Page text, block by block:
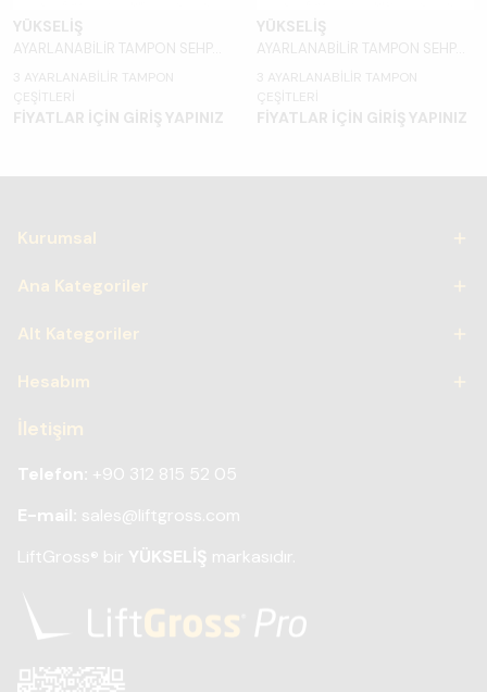
YÜKSELİŞ
3 AYARLANABİLİR TAMPON
ÇEŞİTLERİ
FİYATLAR İÇİN GİRİŞ YAPINIZ
YÜKSELİŞ
3 AYARLANABİLİR TAMPON
ÇEŞİTLERİ
FİYATLAR İÇİN GİRİŞ YAPINIZ
Kurumsal
Ana Kategoriler
Alt Kategoriler
Hesabım
İletişim
Telefon: +90 312 815 52 05
E-mail: sales@liftgross.com
LiftGross® bir YÜKSELİŞ markasıdır.